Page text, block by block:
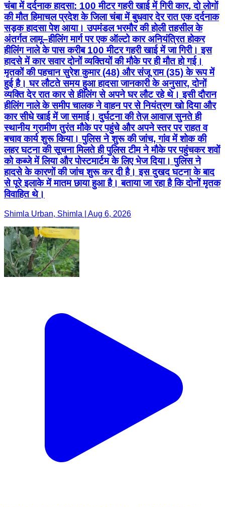
चंबा में दर्दनाक हादसा: 100 मीटर गहरी खाई में गिरी कार, दो लोगों
की मौत हिमाचल प्रदेश के जिला चंबा में बुधवार देर रात एक दर्दनाक
सड़क हादसा पेश आया। उपमंडल भरमौर की होली तहसील के
अंतर्गत लामू–हीलिंग मार्ग पर एक ऑल्टो कार अनियंत्रित होकर
हीलिंग नाले के पास करीब 100 मीटर गहरी खाई में जा गिरी। इस
हादसे में कार सवार दोनों व्यक्तियों की मौके पर ही मौत हो गई।
मृतकों की पहचान सुरेश कुमार (48) और संजू राम (35) के रूप में
हुई है। घर लौटते समय हुआ हादसा जानकारी के अनुसार, दोनों
व्यक्ति देर रात कार से हीलिंग से अपने घर लौट रहे थे। इसी दौरान
हीलिंग नाले के समीप चालक ने वाहन पर से नियंत्रण खो दिया और
कार सीधे खाई में जा समाई। दुर्घटना की तेज़ आवाज़ सुनते ही
स्थानीय ग्रामीण तुरंत मौके पर पहुंचे और अपने स्तर पर राहत व
बचाव कार्य शुरू किया। पुलिस ने शुरू की जांच, गांव में शोक की
लहर घटना की सूचना मिलते ही पुलिस टीम ने मौके पर पहुंचकर शवों
को कब्जे में लिया और पोस्टमार्टम के लिए भेज दिया। पुलिस ने
हादसे के कारणों की जांच शुरू कर दी है। इस दुखद घटना के बाद
से पूरे इलाके में मातम छाया हुआ है। बताया जा रहा है कि दोनों मृतक
विवाहित थे।
Shimla Urban, Shimla | Aug 6, 2026